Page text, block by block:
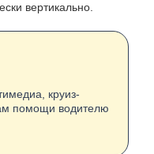
вертикально.
круиз-
помощи водителю